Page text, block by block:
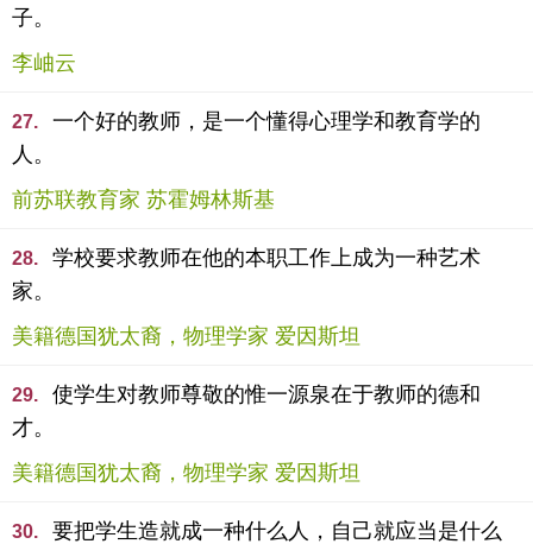
子。
李岫云
27.
一个好的教师，是一个懂得心理学和教育学的
人。
前苏联教育家 苏霍姆林斯基
28.
学校要求教师在他的本职工作上成为一种艺术
家。
美籍德国犹太裔，物理学家 爱因斯坦
29.
使学生对教师尊敬的惟一源泉在于教师的德和
才。
美籍德国犹太裔，物理学家 爱因斯坦
30.
要把学生造就成一种什么人，自己就应当是什么